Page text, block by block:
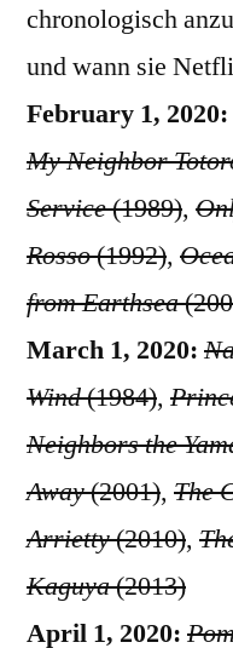
chronologisch
und wann sie
February 1, 2020:
My Neighbor
Service(1989),
Rosso(1992),
from Earthsea
March 1, 2020:
Wind(1984),
Neighbors the
Away(2001), The
Arrietty(2010),
Kaguya(2013)
April 1, 2020: